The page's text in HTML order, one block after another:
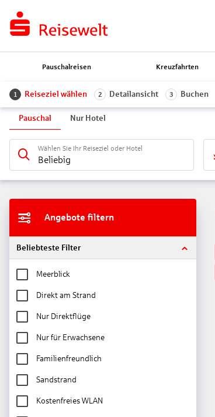
Pauschalreisen Kreuzfahrten
1 Reiseziel wählen 2 Detailansicht 3 Buchen
Pauschal Nur Hotel
Wählen Sie Ihr Reiseziel oder Hotel
Beliebig
Angebote filtern
Beliebteste Filter
Meerblick
Direkt am Strand
Nur Direktflüge
Nur für Erwachsene
Familienfreundlich
Sandstrand
Kostenfreies WLAN